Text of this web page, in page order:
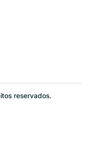
reservados.